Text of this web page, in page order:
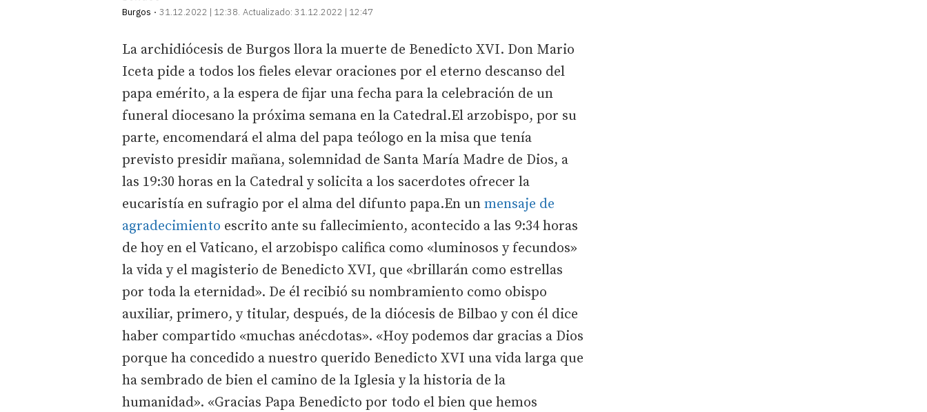
Burgos
31.12.2022 | 12:38 Actualizado: 31.12.2022 | 12:47
La archidiócesis de Burgos llora la muerte de Benedicto XVI. Don Mario
Iceta pide a todos los fieles elevar oraciones por el eterno descanso del
papa emérito, a la espera de fijar una fecha para la celebración de un
funeral diocesano la próxima semana en la Catedral.El arzobispo, por su
parte, encomendará el alma del papa teólogo en la misa que tenía
previsto presidir mañana, solemnidad de Santa María Madre de Dios, a
las 19:30 horas en la Catedral y solicita a los sacerdotes ofrecer la
eucaristía en sufragio por el alma del difunto papa.En un mensaje de
agradecimiento escrito ante su fallecimiento, acontecido a las 9:34 horas
de hoy en el Vaticano, el arzobispo califica como «luminosos y fecundos»
la vida y el magisterio de Benedicto XVI, que «brillarán como estrellas
por toda la eternidad». De él recibió su nombramiento como obispo
auxiliar, primero, y titular, después, de la diócesis de Bilbao y con él dice
haber compartido «muchas anécdotas». «Hoy podemos dar gracias a Dios
porque ha concedido a nuestro querido Benedicto XVI una vida larga que
ha sembrado de bien el camino de la Iglesia y la historia de la
humanidad». «Gracias Papa Benedicto por todo el bien que hemos